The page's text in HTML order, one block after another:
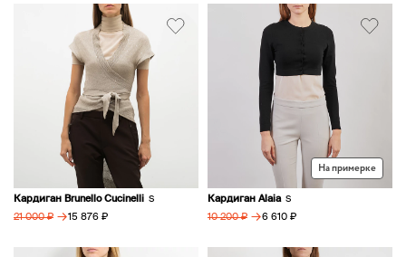
Кардиган Brunello Cucinelli S
21 000 ₽ → 15 876 ₽
На примерке
Кардиган Alaia S
10 200 ₽ → 6 610 ₽